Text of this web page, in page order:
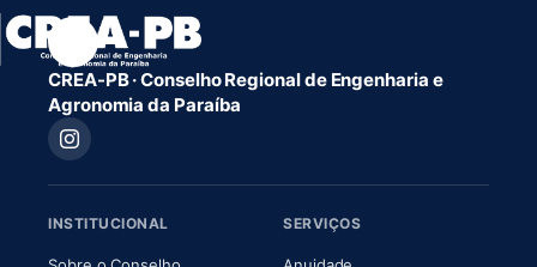
CREA-PB · Conselho Regional de Engenharia e
Agronomia da Paraíba
INSTITUCIONAL
(abre em nova aba)
SERVIÇOS